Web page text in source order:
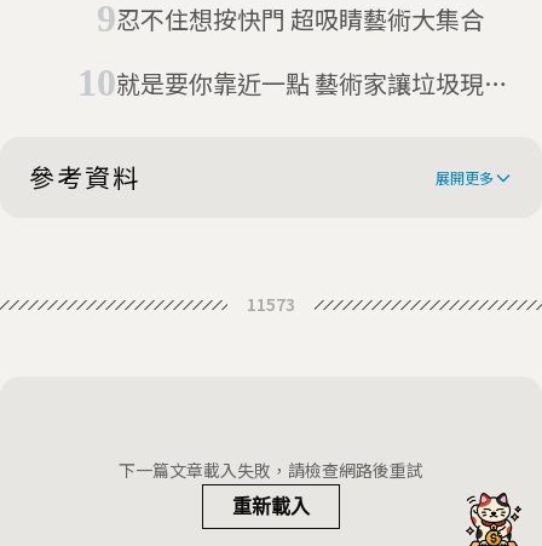
忍不住想按快門 超吸睛藝術大集合
就是要你靠近一點 藝術家讓垃圾現新
參考資料 展開更多
forest as dystopian vision comes to
11573
下一篇文章載入失敗，請檢查網路後重試
重新載入